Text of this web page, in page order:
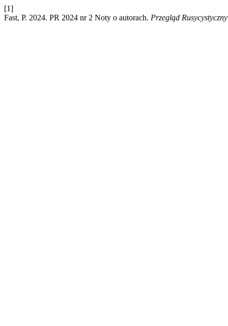
[1]
Fast, P. 2024. PR 2024 nr 2 Noty o autorach. Przegląd Rusycystyczny